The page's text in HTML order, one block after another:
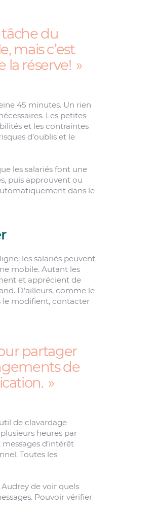
tâche du
mais c’est
la réserve!
45 minutes. Un rien
Les petites
et les contraintes
d’oublis et le
les salariés font une
puis approuvent ou
dans le
les salariés peuvent
mobile. Autant les
et apprécient de
D’ailleurs, comme le
le modifient, contacter
partager
de
de clavardage
heures par
d’intérêt
Toutes les
de voir quels
Pouvoir vérifier